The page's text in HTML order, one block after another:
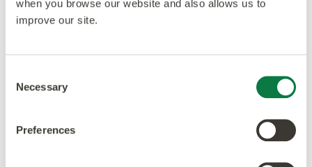
when you browse our website and also allows us to
improve our site.
Selection
Necessary
Preferences
All biomassa är inte